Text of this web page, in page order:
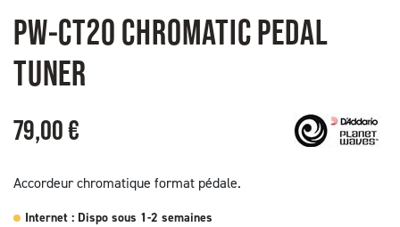
PW-CT20 CHROMATIC PEDAL
TUNER
79,00 €
Accordeur chromatique format pédale.
Internet : Dispo sous 1-2 semaines